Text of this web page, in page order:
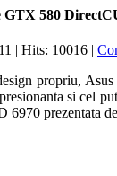
GTX 580
| Hits: 10016 |
propriu, Asus
si cel
6970 prezentata